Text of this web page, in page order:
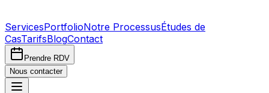
ServicesPortfolioNotre ProcessusÉtudes de
CasTarifsBlogContact
Prendre RDV
Nous contacter